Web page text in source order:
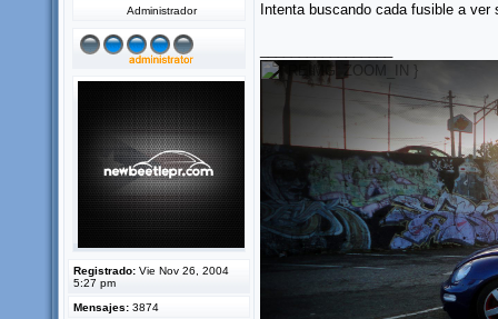
Administrador
Registrado: Vie Nov 26, 2004
5:27 pm
Mensajes: 3874
Intenta buscando cada fusible a ver